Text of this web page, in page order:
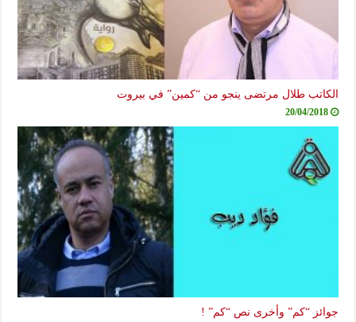
الكاتب طلال مرتضى ينجو من “كمين” في بيروت
20/04/2018
جوائز “كم” وأخرى نص “كم” !